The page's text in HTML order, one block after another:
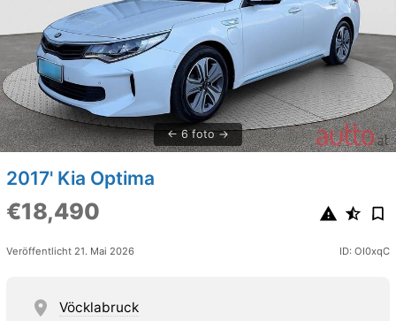
6 foto
2017' Kia Optima
€18,490
Veröffentlicht 21. Mai 2026 ID: OI0xqC
Vöcklabruck